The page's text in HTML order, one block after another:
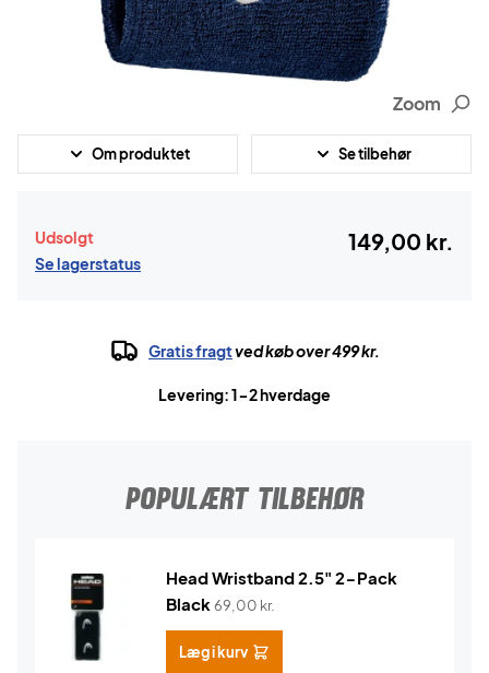
Zoom
Om produktet Se tilbehør
Udsolgt
Se lagerstatus
149,00 kr.
Gratis fragtved køb over 499 kr.
Levering: 1-2 hverdage
POPULÆRT TILBEHØR
Head Wristband 2.5" 2-Pack
Black69,00 kr.
Læg i kurv